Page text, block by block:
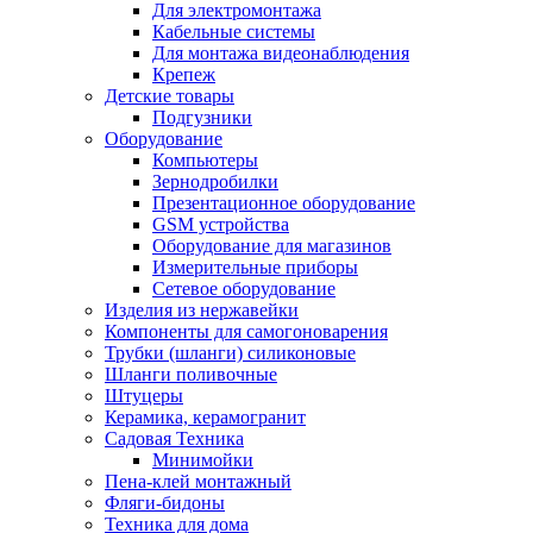
Для электромонтажа
Кабельные системы
Для монтажа видеонаблюдения
Крепеж
Детские товары
Подгузники
Оборудование
Компьютеры
Зернодробилки
Презентационное оборудование
GSM устройства
Оборудование для магазинов
Измерительные приборы
Сетевое оборудование
Изделия из нержавейки
Компоненты для самогоноварения
Трубки (шланги) силиконовые
Шланги поливочные
Штуцеры
Керамика, керамогранит
Садовая Техника
Минимойки
Пена-клей монтажный
Фляги-бидоны
Техника для дома